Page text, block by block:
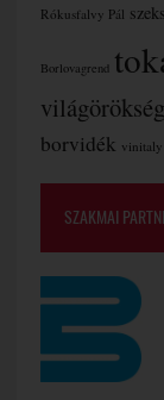
Rókusfalvy Pál
Borlovagrend
világörökség
borvidék vinitaly
SZAKMAI